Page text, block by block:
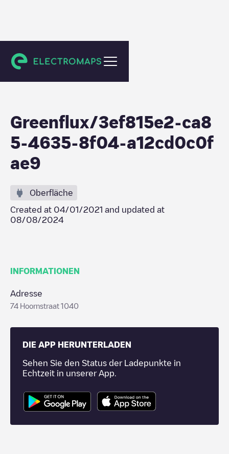
Etterbeek
Greenflux/3ef815e2-ca8
5-4635-8f04-a12cd0c0f
ae9
Oberfläche
Created at 04/01/2021 and updated at
08/08/2024
INFORMATIONEN
Adresse
74 Hoornstraat 1040
DIE APP HERUNTERLADEN
Sehen Sie den Status der Ladepunkte in
Echtzeit in unserer App.